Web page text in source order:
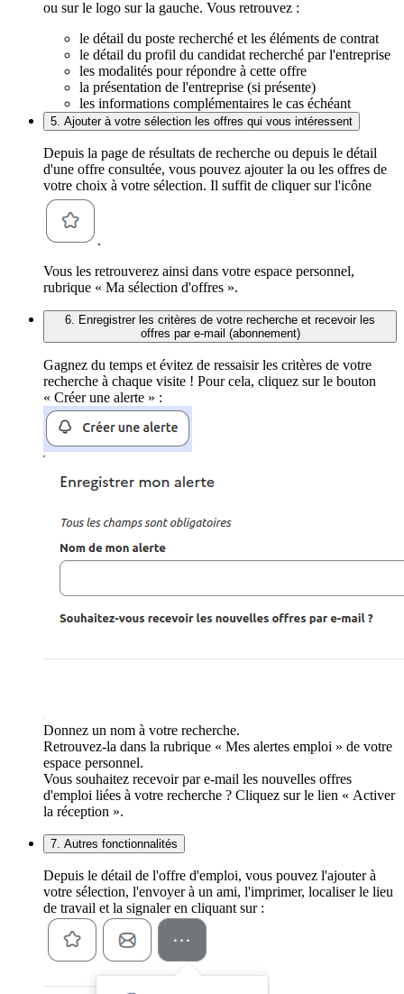
ou sur le logo sur la gauche. Vous retrouvez :
le détail du poste recherché et les éléments de contrat
le détail du profil du candidat recherché par l'entreprise
les modalités pour répondre à cette offre
la présentation de l'entreprise (si présente)
les informations complémentaires le cas échéant
5. Ajouter à votre sélection les offres qui vous intéressent
Depuis la page de résultats de recherche ou depuis le détail
d'une offre consultée, vous pouvez ajouter la ou les offres de
votre choix à votre sélection. Il suffit de cliquer sur l'icône
.
Vous les retrouverez ainsi dans votre espace personnel,
rubrique « Ma sélection d'offres ».
6. Enregistrer les critères de votre recherche et recevoir les
offres par e-mail (abonnement)
Gagnez du temps et évitez de ressaisir les critères de votre
recherche à chaque visite ! Pour cela, cliquez sur le bouton
« Créer une alerte » :
Donnez un nom à votre recherche.
Retrouvez-la dans la rubrique « Mes alertes emploi » de votre
espace personnel.
Vous souhaitez recevoir par e-mail les nouvelles offres
d'emploi liées à votre recherche ? Cliquez sur le lien « Activer
la réception ».
7. Autres fonctionnalités
Depuis le détail de l'offre d'emploi, vous pouvez l'ajouter à
votre sélection, l'envoyer à un ami, l'imprimer, localiser le lieu
de travail et la signaler en cliquant sur :